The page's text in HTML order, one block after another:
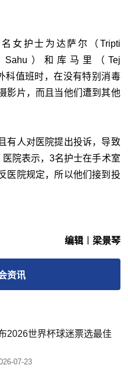
女护士为达萨尔（Tripti
Sahu）和库马里（Tej
科值班时，在没有特别消毒
影片，而且当他们遭到其他
有人对医院提出投诉，导致
院表示，3名护士在手术室
医院规定，所以他们接到投
编辑︱梁景琴
资讯
2026世界杯球迷票选最佳
07-23